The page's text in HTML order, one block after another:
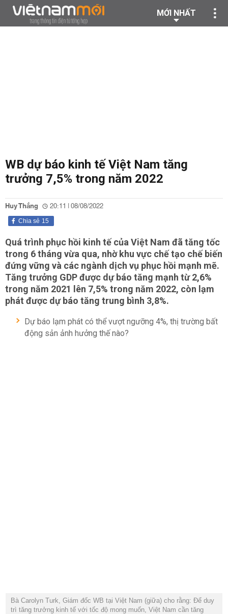
MỚI NHẤT
WB dự báo kinh tế Việt Nam tăng
trưởng 7,5% trong năm 2022
Huy Thắng 20:11 | 08/08/2022
15
Chia sẻ
Quá trình phục hồi kinh tế của Việt Nam đã tăng tốc
trong 6 tháng vừa qua, nhờ khu vực chế tạo chế biến
đứng vững và các ngành dịch vụ phục hồi mạnh mẽ.
Tăng trưởng GDP được dự báo tăng mạnh từ 2,6%
trong năm 2021 lên 7,5% trong năm 2022, còn lạm
phát được dự báo tăng trung bình 3,8%.
Dự báo lạm phát có thể vượt ngưỡng 4%, thị trường bất
động sản ảnh hưởng thế nào?
Bà Carolyn Turk, Giám đốc WB tại Việt Nam (giữa) cho rằng: Để duy
trì tăng trưởng kinh tế với tốc độ mong muốn, Việt Nam cần tăng